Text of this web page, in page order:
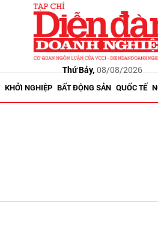
Thứ Bảy, 08/08/2026
KHỞI NGHIỆP BẤT ĐỘNG SẢN QUỐC TẾ